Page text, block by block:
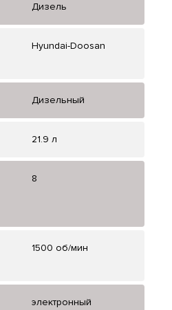
Дизель
Hyundai-Doosan
Дизельный
21.9 л
8
1500 об/мин
электронный